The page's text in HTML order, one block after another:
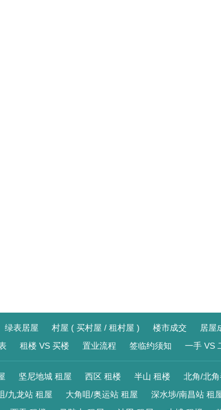
绿表居屋 村屋 ( 买村屋 / 租村屋 ) 楼市成交 居屋
租楼 VS 买楼 置业流程 签临约须知 一手 VS
坚尼地城 租屋 西区 租楼 半山 租楼 北角/北
/九龙站 租屋 大角咀/奥运站 租屋 深水埗/南昌站 租